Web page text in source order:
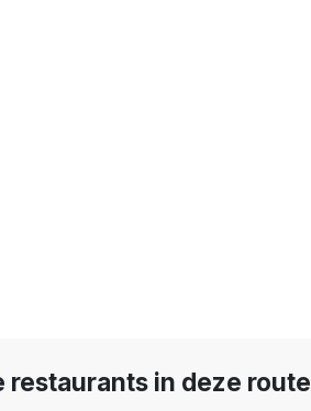
restaurants in deze route